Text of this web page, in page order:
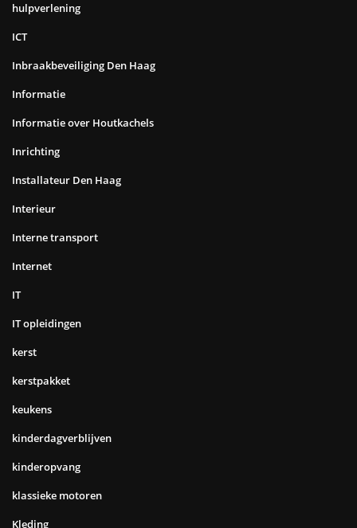
hulpverlening
ICT
Inbraakbeveiliging Den Haag
Informatie
Informatie over Houtkachels
Inrichting
Installateur Den Haag
Interieur
Interne transport
Internet
IT
IT opleidingen
kerst
kerstpakket
keukens
kinderdagverblijven
kinderopvang
klassieke motoren
Kleding